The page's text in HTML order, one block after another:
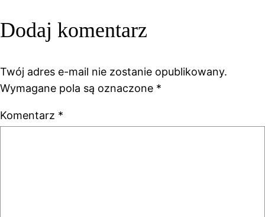
Dodaj komentarz
Twój adres e-mail nie zostanie opublikowany.
Wymagane pola są oznaczone *
Komentarz *